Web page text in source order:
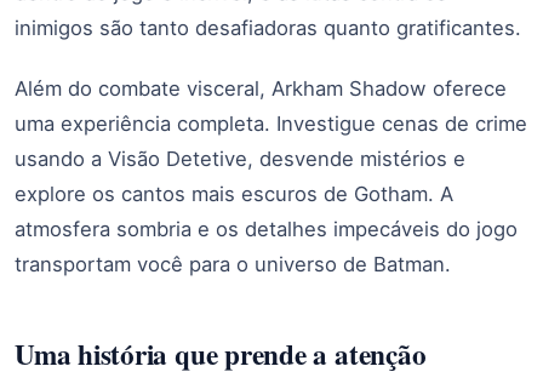
inimigos são tanto desafiadoras quanto gratificantes.
Além do combate visceral, Arkham Shadow oferece
uma experiência completa. Investigue cenas de crime
usando a Visão Detetive, desvende mistérios e
explore os cantos mais escuros de Gotham. A
atmosfera sombria e os detalhes impecáveis do jogo
transportam você para o universo de Batman.
Uma história que prende a atenção